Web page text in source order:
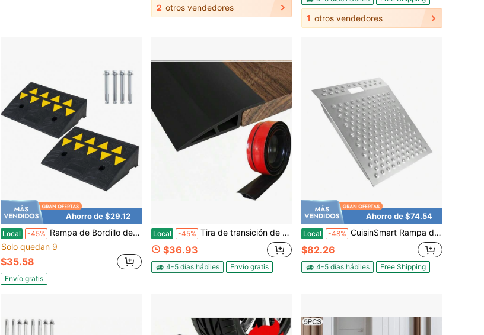
2 otros vendedores
1 otros vendedores
Ahorro de $29.12
Local -45% Rampa de Bordillo de Goma Resistente 2 Piezas Rampas de Umbral de Entrada (5"/6.3" de Altura)
Solo quedan 9
$35.58
Envío gratis
Local -45% Tira de transición de piso de vinilo para umbral de puerta, negro, 3.3 pies, autoadhesiva, borde de alfombra, reductor de borde superpuesto para piso laminado, baldosa, rampa de umbral, de 1/5" a 2/5"
$36.93
4-5 días hábiles Envío gratis
Ahorro de $74.54
Local -48% CuisinSmart Rampa de aluminio resistente de 29 X 24 pulgadas, capacidad de 1500 LBS, rampa de carga antideslizante con superficie de placa perforada, rampa portátil para cortacésped, ATV, motocicleta, garaje y establo
$82.26
4-5 días hábiles Free Shipping